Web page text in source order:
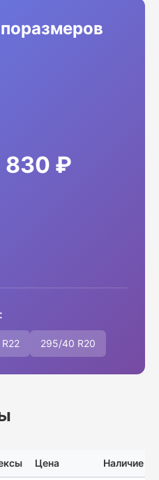
830 ₽
295/40 R20
Цена Наличие